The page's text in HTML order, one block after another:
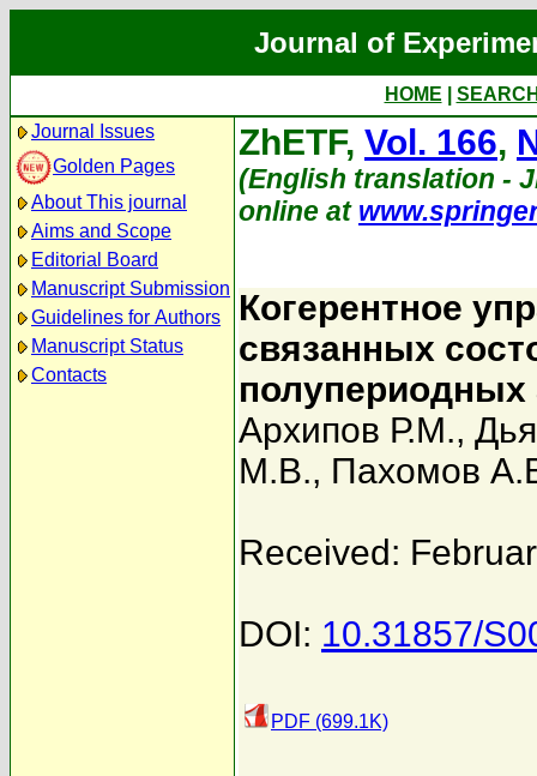
Journal of
HOME
Journal Issues
Golden Pages
About This journal
Aims and Scope
Editorial Board
Manuscript Submission
Guidelines for Authors
Manuscript Status
Contacts
ZhETF, Vol. 166,
(English translation -
online at
Когерентное
связанных
полупериодных
Архипов Р.М.,
М.В., Пахомов
Received:
DOI: 10.31857/
PDF (699.1K)